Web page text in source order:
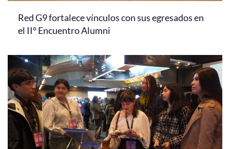
Red G9 fortalece vínculos con sus egresados en
el II° Encuentro Alumni